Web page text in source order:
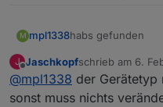
M mpl1338habs gefunden
einstellungen ->
Led1i "none"
jetzt kommen die
J
Offline
Jaschkopfschrieb am 6.
zuletzt editiert
@mpl1338 der Gerätetyp
sonst muss nichts